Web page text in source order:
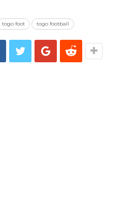
togo foot togo football